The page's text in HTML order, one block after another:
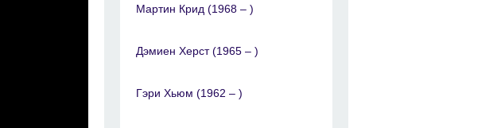
Мартин Крид (1968 – )
Дэмиен Херст (1965 – )
Гэри Хьюм (1962 – )